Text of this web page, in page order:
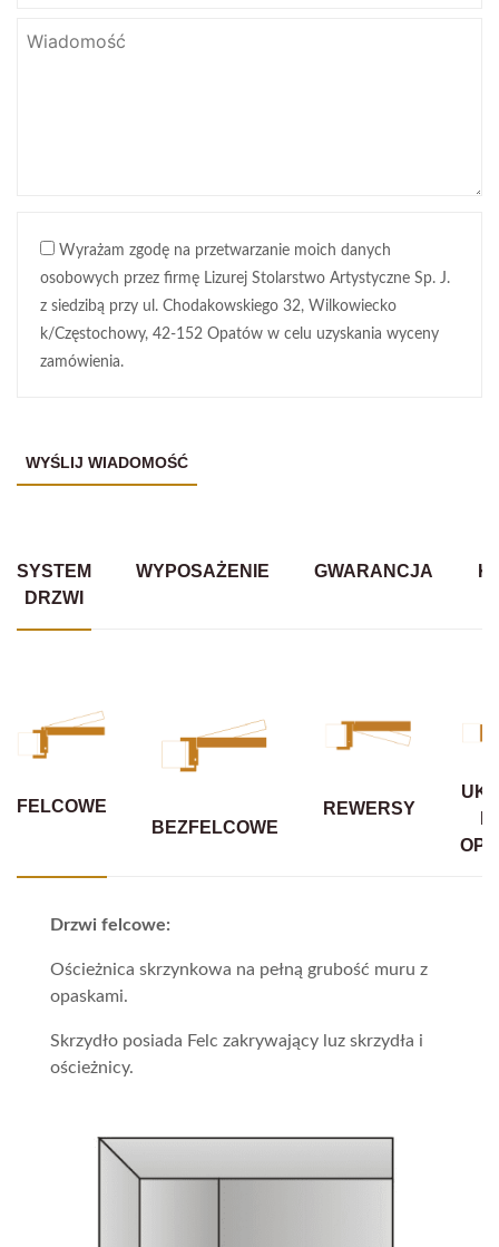
Wyrażam zgodę na przetwarzanie moich danych
osobowych przez firmę Lizurej Stolarstwo Artystyczne Sp. J.
z siedzibą przy ul. Chodakowskiego 32, Wilkowiecko
k/Częstochowy, 42-152 Opatów w celu uzyskania wyceny
zamówienia.
SYSTEM
DRZWI
WYPOSAŻENIE GWARANCJA
FELCOWE
BEZFELCOWE
REWERSY
Drzwi felcowe:
Ościeżnica skrzynkowa na pełną grubość muru z
opaskami.
Skrzydło posiada Felc zakrywający luz skrzydła i
ościeżnicy.